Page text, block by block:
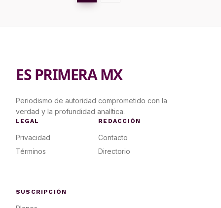
ES PRIMERA MX
Periodismo de autoridad comprometido con la
verdad y la profundidad analítica.
LEGAL
Privacidad
Términos
REDACCIÓN
Contacto
Directorio
SUSCRIPCIÓN